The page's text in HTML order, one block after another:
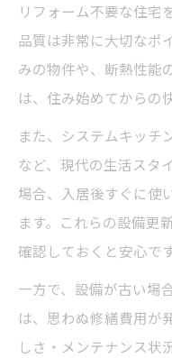
リフォーム不要な住宅
品質は非常に大切なポ
みの物件や、断熱性能
は、住み始めてからの
また、システムキッチ
など、現代の生活スタ
場合、入居後すぐに使
ます。これらの設備更
確認しておくと安心です
一方で、設備が古い場
は、思わぬ修繕費用が
しさ・メンテナンス状